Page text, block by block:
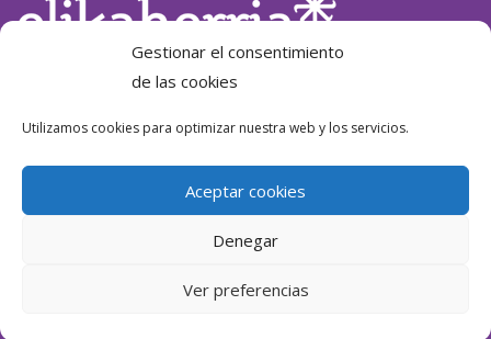
Gestionar el consentimiento
de las cookies
Utilizamos cookies para optimizar nuestra web y los servicios.
Aceptar cookies
Denegar
Ver preferencias